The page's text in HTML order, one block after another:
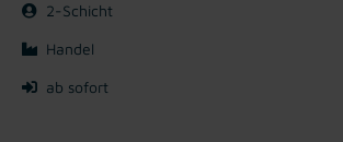
2-Schicht
Handel
ab sofort